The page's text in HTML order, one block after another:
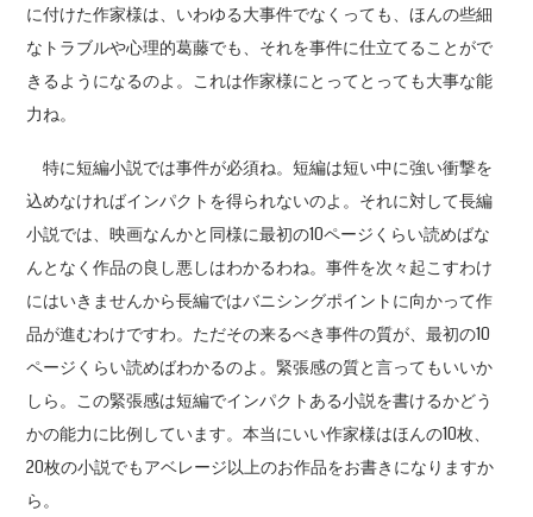
に付けた作家様は、いわゆる大事件でなくっても、ほんの些細
なトラブルや心理的葛藤でも、それを事件に仕立てることがで
きるようになるのよ。これは作家様にとってとっても大事な能
力ね。
特に短編小説では事件が必須ね。短編は短い中に強い衝撃を
込めなければインパクトを得られないのよ。それに対して長編
小説では、映画なんかと同様に最初の10ページくらい読めばな
んとなく作品の良し悪しはわかるわね。事件を次々起こすわけ
にはいきませんから長編ではバニシングポイントに向かって作
品が進むわけですわ。ただその来るべき事件の質が、最初の10
ページくらい読めばわかるのよ。緊張感の質と言ってもいいか
しら。この緊張感は短編でインパクトある小説を書けるかどう
かの能力に比例しています。本当にいい作家様はほんの10枚、
20枚の小説でもアベレージ以上のお作品をお書きになりますか
ら。